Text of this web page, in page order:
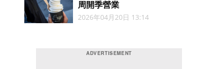
周開季營業
2026年04月20日 13:14